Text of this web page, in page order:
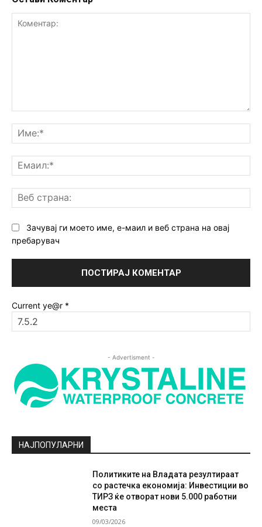
Зачувај ги моето име, е-маил и веб страна на овај
пребарувач
Current ye@r *
- Advertisment -
НАЈПОПУЛАРНИ
Политиките на Владата резултираат
со растечка економија: Инвестиции во
ТИРЗ ќе отворат нови 5.000 работни
места
09/03/2026